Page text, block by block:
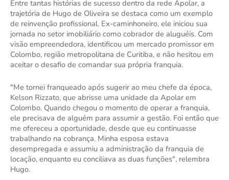
Entre tantas histórias de sucesso dentro da rede Apolar, a
trajetória de Hugo de Oliveira se destaca como um exemplo
de reinvenção profissional. Ex-caminhoneiro, ele iniciou sua
jornada no setor imobiliário como cobrador de aluguéis. Com
visão empreendedora, identificou um mercado promissor em
Colombo, região metropolitana de Curitiba, e não hesitou em
aceitar o desafio de comandar sua própria franquia.
"Me tornei franqueado após sugerir ao meu chefe da época,
Kelson Rizzato, que abrisse uma unidade da Apolar em
Colombo. Quando chegou o momento de operar a franquia,
ele precisava de alguém para assumir a gestão. Foi então que
me ofereceu a oportunidade, desde que eu continuasse
trabalhando na cobrança. Minha esposa estava
desempregada e assumiu a administração da franquia de
locação, enquanto eu conciliava as duas funções", relembra
Hugo.